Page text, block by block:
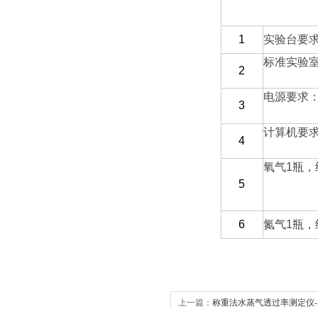
1 实验台要
2
标准实验
3
电源要求
4
计算机要
5
氧气1瓶，
6 氮气1瓶，
上一篇： 称重法水蒸气透过率测定仪